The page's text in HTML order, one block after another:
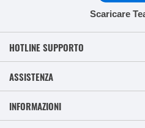
Scaricare
HOTLINE SUPPORTO
ASSISTENZA
INFORMAZIONI